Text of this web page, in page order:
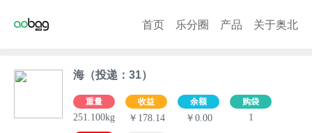
首页 乐分圈 产品 关于奥北
海（投递：31）
重量
251.100kg
收益
￥178.14
余额
￥0.00
购袋
1